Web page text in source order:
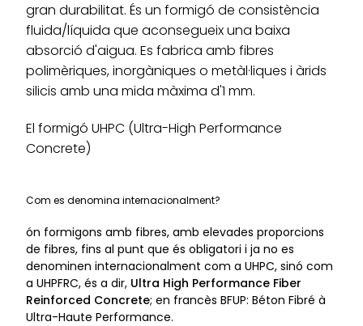
gran durabilitat. És un formigó de consistència
fluida/líquida que aconsegueix una baixa
absorció d'aigua. Es fabrica amb fibres
polimèriques, inorgàniques o metàl·liques i àrids
silicis amb una mida màxima d'1 mm.
El formigó UHPC (Ultra-High Performance
Concrete)
Com es denomina internacionalment?
ón formigons amb fibres, amb elevades proporcions
de fibres, fins al punt que és obligatori i ja no es
denominen internacionalment com a UHPC, sinó com
a UHPFRC, és a dir, Ultra High Performance Fiber
Reinforced Concrete; en francès BFUP: Béton Fibré à
Ultra-Haute Performance.